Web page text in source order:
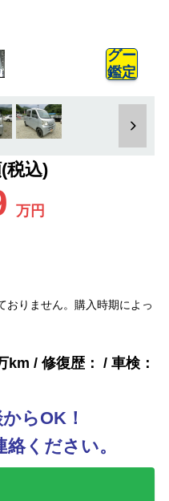
グー
鑑定
税込)
万円
りません。購入時期によっ
km / 修復歴： / 車検：
らOK！
ください。